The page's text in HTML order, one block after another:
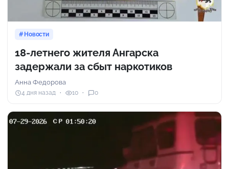
Новости
18-летнего жителя Ангарска
задержали за сбыт наркотиков
Анна Федорова
4 дня назад 10 0